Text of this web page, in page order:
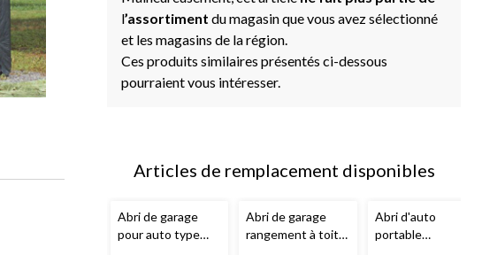
l’assortiment du magasin que vous avez sélectionné
et les magasins de la région.
Ces produits similaires présentés ci-dessous
pourraient vous intéresser.
Articles de remplacement disponibles
Abri de garage
pour auto type
Abri de garage
rangement à toit
Abri d'auto
portable